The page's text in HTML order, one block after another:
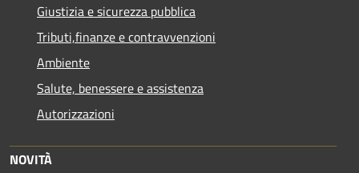
Giustizia e sicurezza pubblica
Tributi,finanze e contravvenzioni
Ambiente
Salute, benessere e assistenza
Autorizzazioni
NOVITÀ